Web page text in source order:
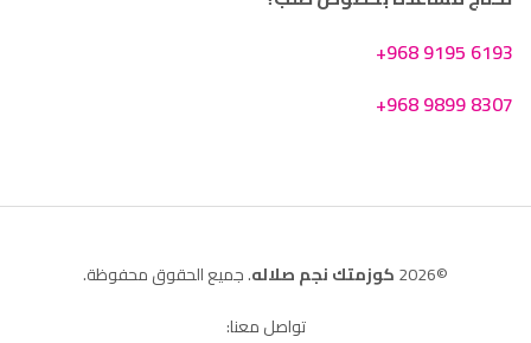
+968 9195 6193
+968 9899 8307
©2026 كوزمتك نجم صلاله. جميع الحقوق محفوظة.
تواصل معنا: